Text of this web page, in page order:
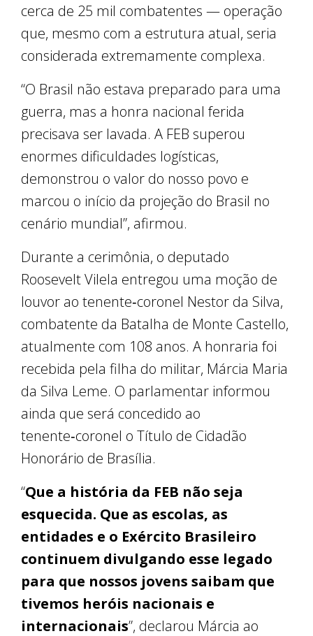
cerca de 25 mil combatentes — operação
que, mesmo com a estrutura atual, seria
considerada extremamente complexa.
“O Brasil não estava preparado para uma
guerra, mas a honra nacional ferida
precisava ser lavada. A FEB superou
enormes dificuldades logísticas,
demonstrou o valor do nosso povo e
marcou o início da projeção do Brasil no
cenário mundial”, afirmou.
Durante a cerimônia, o deputado
Roosevelt Vilela entregou uma moção de
louvor ao tenente‑coronel Nestor da Silva,
combatente da Batalha de Monte Castello,
atualmente com 108 anos. A honraria foi
recebida pela filha do militar, Márcia Maria
da Silva Leme. O parlamentar informou
ainda que será concedido ao
tenente‑coronel o Título de Cidadão
Honorário de Brasília.
“Que a história da FEB não seja
esquecida. Que as escolas, as
entidades e o Exército Brasileiro
continuem divulgando esse legado
para que nossos jovens saibam que
tivemos heróis nacionais e
internacionais”, declarou Márcia ao